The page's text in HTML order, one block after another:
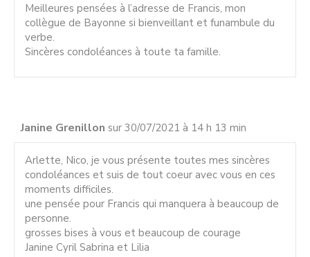
Meilleures pensées à l’adresse de Francis, mon
collègue de Bayonne si bienveillant et funambule du
verbe.
Sincères condoléances à toute ta famille.
Janine Grenillon sur 30/07/2021 à 14 h 13 min
Arlette, Nico, je vous présente toutes mes sincères
condoléances et suis de tout coeur avec vous en ces
moments difficiles.
une pensée pour Francis qui manquera à beaucoup de
personne.
grosses bises à vous et beaucoup de courage
Janine Cyril Sabrina et Lilia